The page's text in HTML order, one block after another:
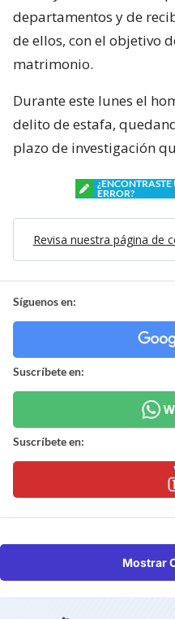
departamentos y de
de ellos, con el objetivo
matrimonio.
Durante este lunes el
delito de estafa,
plazo de investigación
¿ENCONTRASTE
ERROR?
Revisa nuestra página de
Síguenos en:
Suscríbete en:
Suscríbete en:
Mostrar